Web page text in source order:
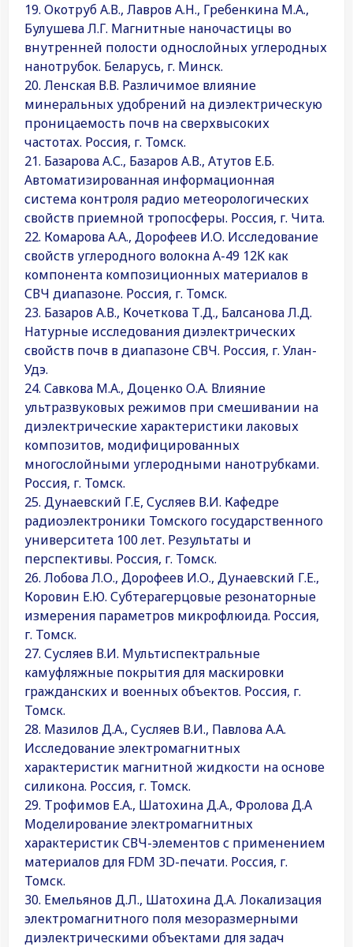
19. Окотруб А.В., Лавров А.Н., Гребенкина М.А.,
Булушева Л.Г. Магнитные наночастицы во
внутренней полости однослойных углеродных
нанотрубок. Беларусь, г. Минск.
20. Ленская В.В. Различимое влияние
минеральных удобрений на диэлектрическую
проницаемость почв на сверхвысоких
частотах. Россия, г. Томск.
21. Базарова А.С., Базаров А.В., Атутов Е.Б.
Автоматизированная информационная
система контроля радио метеорологических
свойств приемной тропосферы. Россия, г. Чита.
22. Комарова А.А., Дорофеев И.О. Исследование
свойств углеродного волокна A-49 12K как
компонента композиционных материалов в
СВЧ диапазоне. Россия, г. Томск.
23. Базаров А.В., Кочеткова Т.Д., Балсанова Л.Д.
Натурные исследования диэлектрических
свойств почв в диапазоне СВЧ. Россия, г. Улан-
Удэ.
24. Савкова М.А., Доценко О.А. Влияние
ультразвуковых режимов при смешивании на
диэлектрические характеристики лаковых
композитов, модифицированных
многослойными углеродными нанотрубками.
Россия, г. Томск.
25. Дунаевский Г.Е, Сусляев В.И. Кафедре
радиоэлектроники Томского государственного
университета 100 лет. Результаты и
перспективы. Россия, г. Томск.
26. Лобова Л.О., Дорофеев И.О., Дунаевский Г.Е.,
Коровин Е.Ю. Субтерагерцовые резонаторные
измерения параметров микрофлюида. Россия,
г. Томск.
27. Сусляев В.И. Мультиспектральные
камуфляжные покрытия для маскировки
гражданских и военных объектов. Россия, г.
Томск.
28. Мазилов Д.А., Сусляев В.И., Павлова А.А.
Исследование электромагнитных
характеристик магнитной жидкости на основе
силикона. Россия, г. Томск.
29. Трофимов Е.А., Шатохина Д.А., Фролова Д.А
Моделирование электромагнитных
характеристик СВЧ-элементов с применением
материалов для FDM 3D-печати. Россия, г.
Томск.
30. Емельянов Д.Л., Шатохина Д.А. Локализация
электромагнитного поля мезоразмерными
диэлектрическими объектами для задач